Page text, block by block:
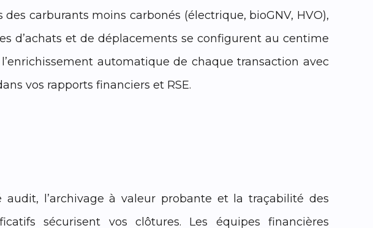
carburants moins carbonés (électrique, bioGNV, HVO),
d’achats et de déplacements se configurent au centime
automatique de chaque transaction avec
vos rapports financiers et RSE.
audit, l’archivage à valeur probante et la traçabilité des
sécurisent vos clôtures. Les équipes financières